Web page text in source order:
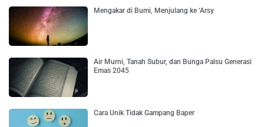
Mengakar di Bumi, Menjulang ke ‘Arsy
Air Murni, Tanah Subur, dan Bunga Palsu Generasi
Emas 2045
Cara Unik Tidak Gampang Baper